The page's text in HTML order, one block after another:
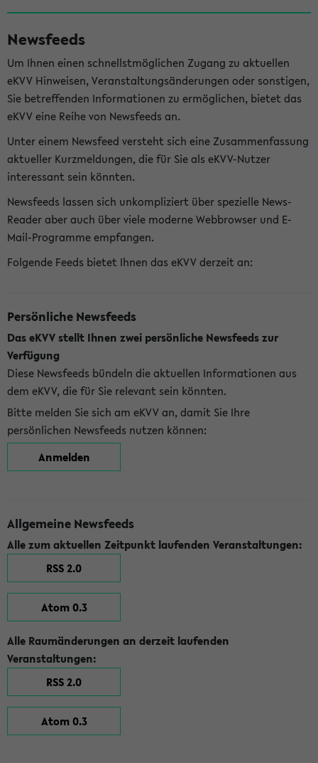
Newsfeeds
Um Ihnen einen schnellstmöglichen Zugang zu aktuellen
eKVV Hinweisen, Veranstaltungsänderungen oder sonstigen,
Sie betreffenden Informationen zu ermöglichen, bietet das
eKVV eine Reihe von Newsfeeds an.
Unter einem Newsfeed versteht sich eine Zusammenfassung
aktueller Kurzmeldungen, die für Sie als eKVV-Nutzer
interessant sein könnten.
Newsfeeds lassen sich unkompliziert über spezielle News-
Reader aber auch über viele moderne Webbrowser und E-
Mail-Programme empfangen.
Folgende Feeds bietet Ihnen das eKVV derzeit an:
Persönliche Newsfeeds
Das eKVV stellt Ihnen zwei persönliche Newsfeeds zur
Verfügung
Diese Newsfeeds bündeln die aktuellen Informationen aus
dem eKVV, die für Sie relevant sein könnten.
Bitte melden Sie sich am eKVV an, damit Sie Ihre
persönlichen Newsfeeds nutzen können:
Anmelden
Allgemeine Newsfeeds
Alle zum aktuellen Zeitpunkt laufenden Veranstaltungen:
RSS 2.0
Atom 0.3
Alle Raumänderungen an derzeit laufenden
Veranstaltungen:
RSS 2.0
Atom 0.3